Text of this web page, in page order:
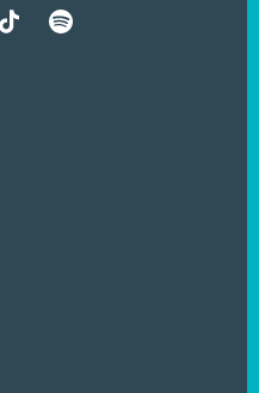
réseaux